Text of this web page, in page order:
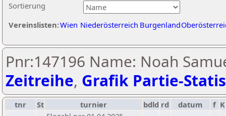
Sortierung
Vereinslisten:Wien Niederösterreich Burgenland
Pnr:147196 Name: Noah
Zeitreihe, Grafik Partie-
tnr St turnier bdld rd datum f K